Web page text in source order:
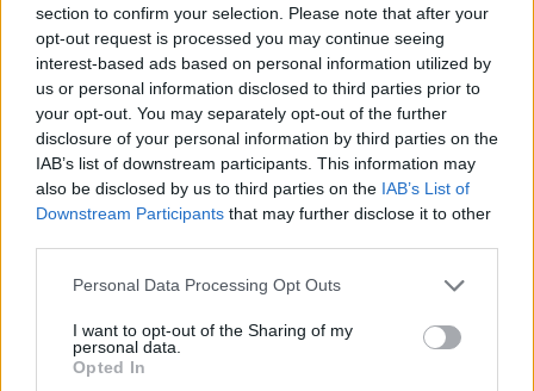
section to confirm your selection. Please note that after your
opt-out request is processed you may continue seeing
interest-based ads based on personal information utilized by
us or personal information disclosed to third parties prior to
your opt-out. You may separately opt-out of the further
disclosure of your personal information by third parties on the
IAB’s list of downstream participants. This information may
also be disclosed by us to third parties on the IAB’s List of
Downstream Participants that may further disclose it to other
Please note that this website/app uses one or more Google
not limited to your visit or usage behaviour. You may click to
grant or deny consent to Google and its third-party tags to
use your data for below specified purposes in below Google
Personal Data Processing Opt Outs
I want to opt-out of the Sharing of my
personal data.
Opted In
critico. Dettaglio unico: una stagione
allenatore under15 al Chieri e ciclista urbano.